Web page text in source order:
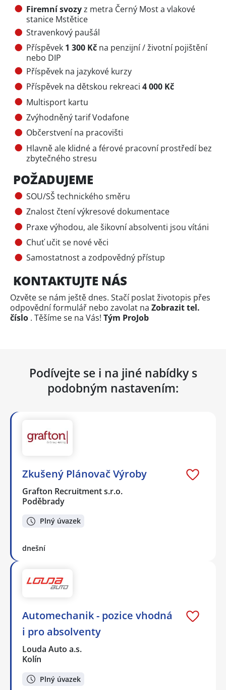
Firemní svozyz metra Černý Most a vlakové
stanice Mstětice
Stravenkový paušál
Příspěvek 1 300 Kč na penzijní / životní pojištění
nebo DIP
Příspěvek na jazykové kurzy
Příspěvek na dětskou rekreaci 4 000 Kč
Multisport kartu
Zvýhodněný tarif Vodafone
Občerstvení na pracovišti
Hlavně ale klidné a férové pracovní prostředí bez
zbytečného stresu
POŽADUJEME
SOU/SŠ technického směru
Znalost čtení výkresové dokumentace
Praxe výhodou, ale šikovní absolventi jsou vítáni
Chuť učit se nové věci
Samostatnost a zodpovědný přístup
KONTAKTUJTE NÁS
Ozvěte se nám ještě dnes. Stačí poslat životopis přes
odpovědní formulář nebo zavolat na Zobrazit tel.
číslo . Těšíme se na Vás! Tým ProJob
Podívejte se i na jiné nabídky s
podobným nastavením:
Zkušený Plánovač Výroby
Grafton Recruitment s.r.o.
Poděbrady
Plný úvazek
dnešní
Automechanik - pozice vhodná
i pro absolventy
Louda Auto a.s.
Kolín
Plný úvazek